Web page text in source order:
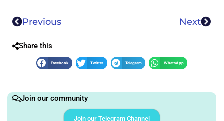
Previous Next
Share this
Facebook Twitter Telegram WhatsApp
Join our community
Join our Telegram Channel